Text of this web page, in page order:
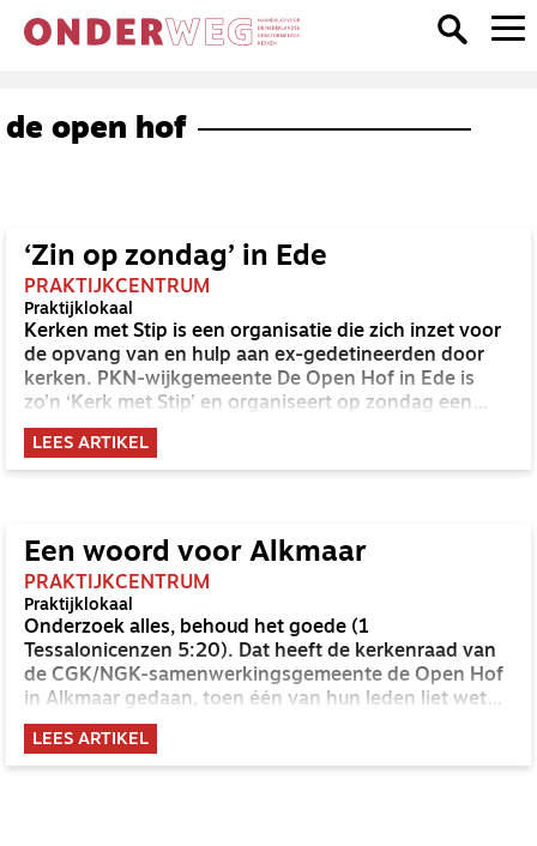
de open hof
‘Zin op zondag’ in Ede
PRAKTIJKCENTRUM
Praktijklokaal
Kerken met Stip is een organisatie die zich inzet voor
de opvang van en hulp aan ex-gedetineerden door
kerken. PKN-wijkgemeente De Open Hof in Ede is
zo’n ‘Kerk met Stip’ en organiseert op zondag een
speciaal project, Zin op Zondag.
LEES ARTIKEL
Een woord voor Alkmaar
PRAKTIJKCENTRUM
Praktijklokaal
Onderzoek alles, behoud het goede (1
Tessalonicenzen 5:20). Dat heeft de kerkenraad van
de CGK/NGK-samenwerkingsgemeente de Open Hof
in Alkmaar gedaan, toen één van hun leden liet weten
dat hij een speciaal woord voor de gemeente – ‘een
boodschap van de Heer’ – gekregen had.
LEES ARTIKEL